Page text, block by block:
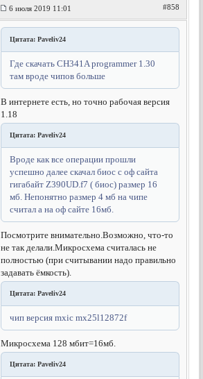
6 июля 2019 11:01 #858
Цитата: Paveliv24
Где скачать CH341A programmer 1.30
там вроде чипов больше
В интернете есть, но точно рабочая версия
1.18
Цитата: Paveliv24
Вроде как все операции прошли
успешно далее скачал биос с оф сайта
гигабайт Z390UD.f7 ( биос) размер 16
мб. Непонятно размер 4 мб на чипе
считал а на оф сайте 16мб.
Посмотрите внимательно.Возможно, что-то
не так делали.Микросхема считалась не
полностью (при считывании надо правильно
задавать ёмкость).
Цитата: Paveliv24
чип версия mxic mx25l12872f
Микросхема 128 мбит=16мб.
Цитата: Paveliv24